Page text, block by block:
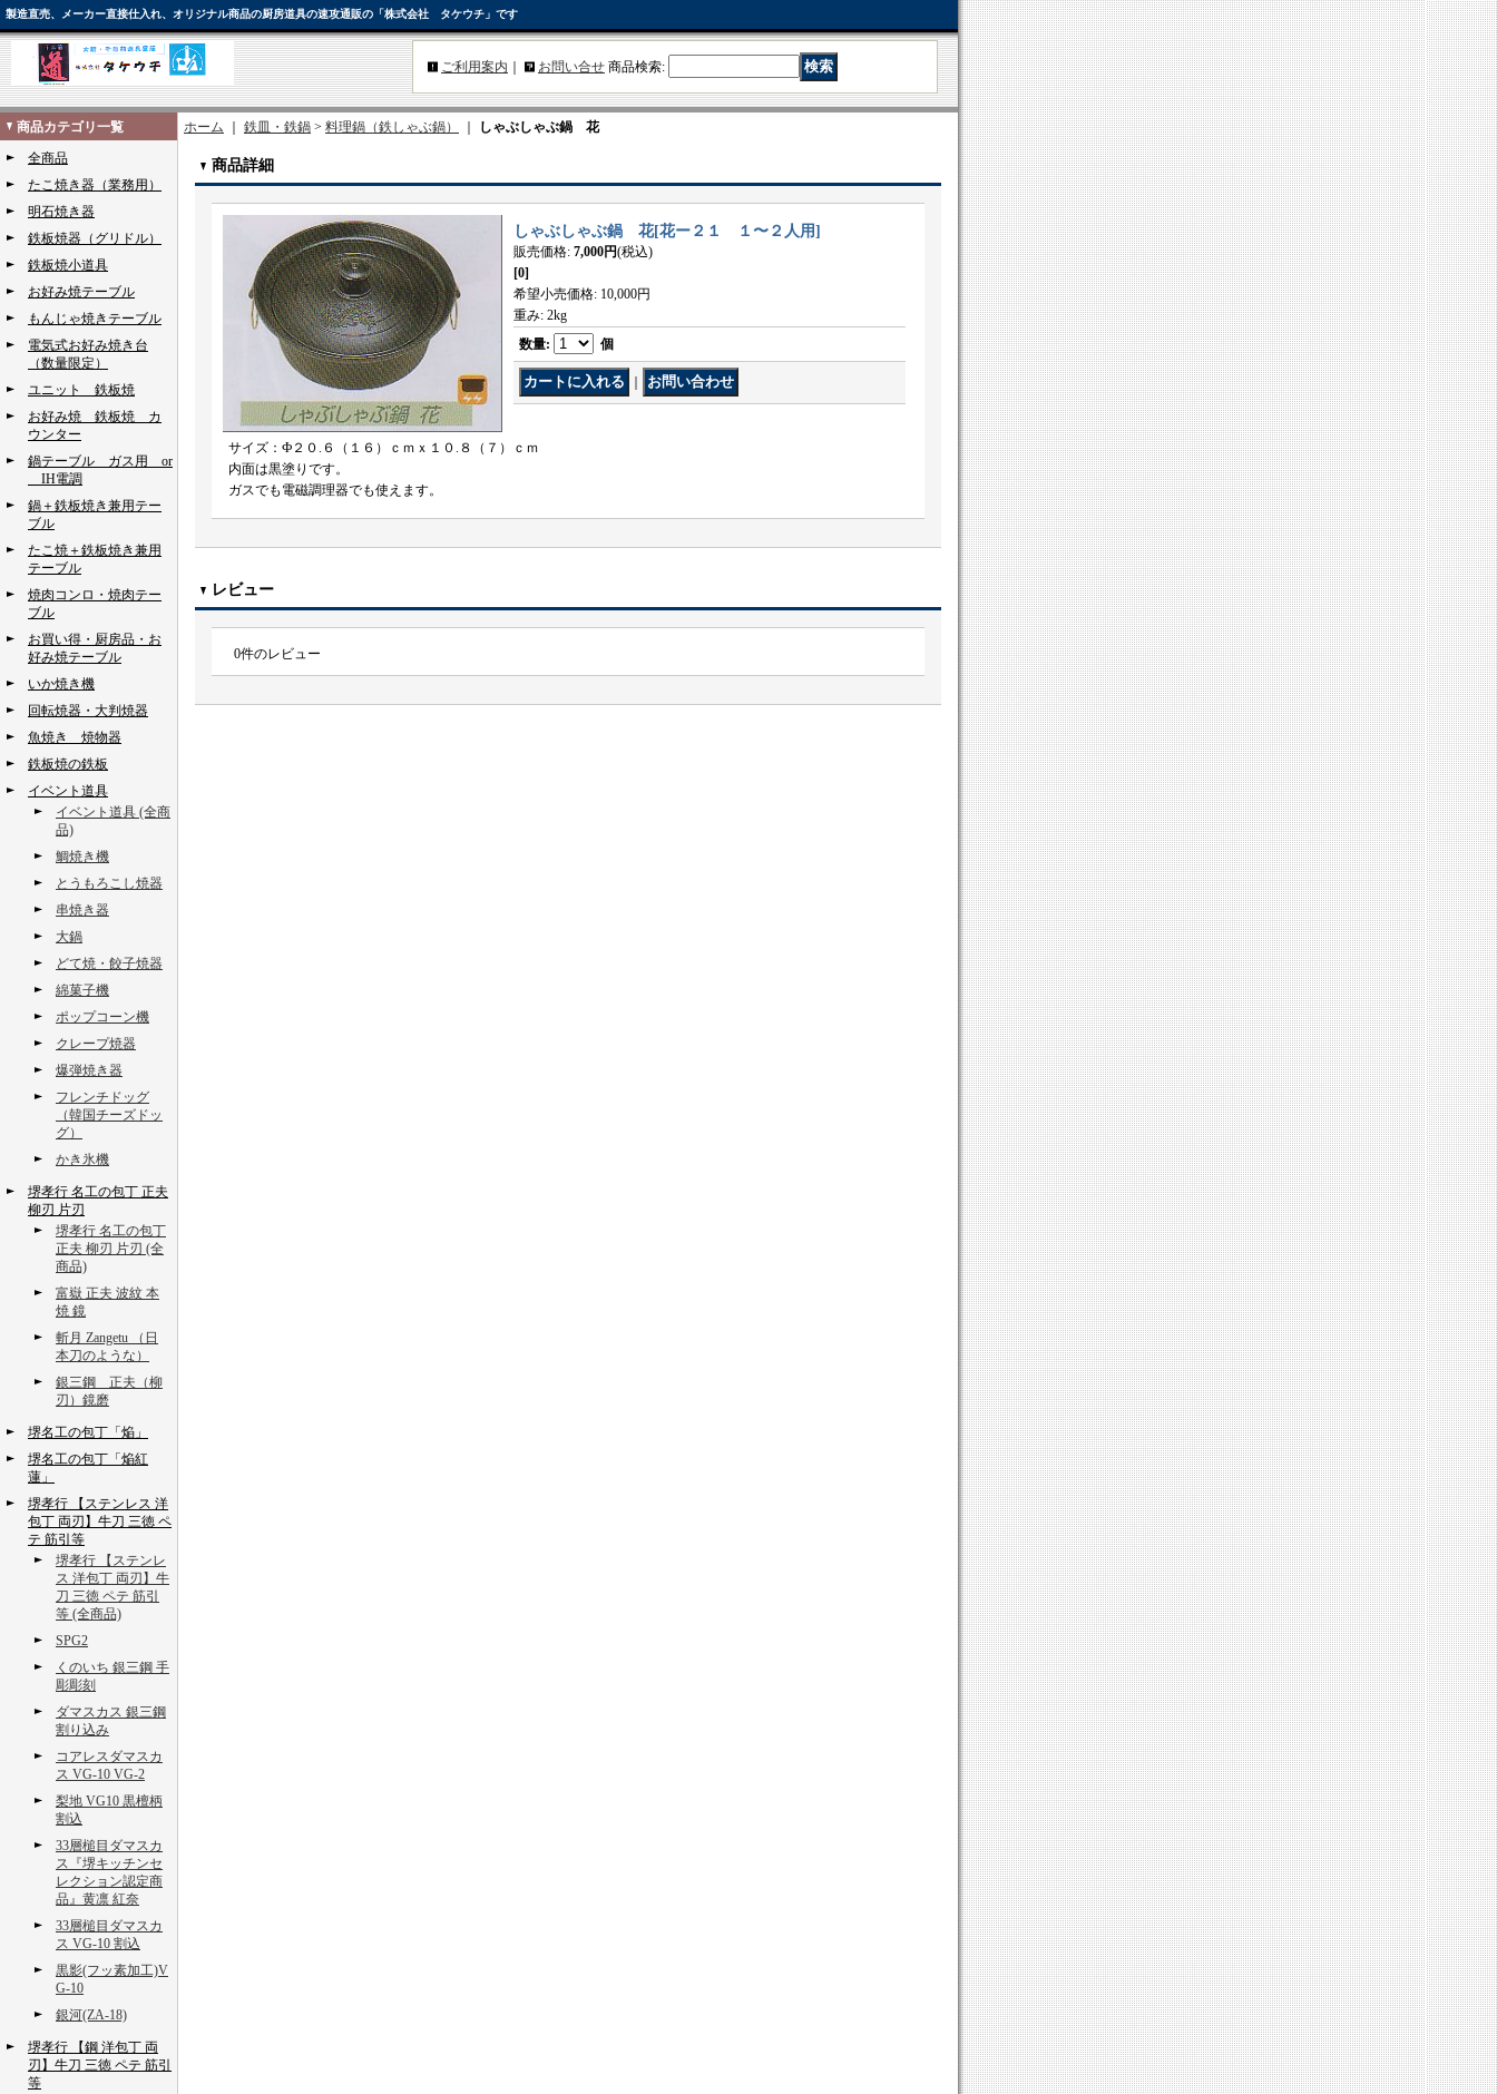
製造直売、メーカー直接仕入れ、オリジナル商品の厨房道具の速攻通販の「株式会社 タケウチ」です
ご利用案内 お問い合せ 商品検索:
商品カテゴリ一覧
全商品
たこ焼き器（業務用）
明石焼き器
鉄板焼器（グリドル）
鉄板焼小道具
お好み焼テーブル
もんじゃ焼きテーブル
電気式お好み焼き台
（数量限定）
ユニット 鉄板焼
お好み焼 鉄板焼 カ
ウンター
鍋テーブル ガス用 or
IH電調
鍋＋鉄板焼き兼用テー
ブル
たこ焼＋鉄板焼き兼用
テーブル
焼肉コンロ・焼肉テー
ブル
お買い得・厨房品・お
好み焼テーブル
いか焼き機
回転焼器・大判焼器
魚焼き 焼物器
鉄板焼の鉄板
イベント道具
イベント道具 (全商
品)
鯛焼き機
とうもろこし焼器
串焼き器
大鍋
どて焼・餃子焼器
綿菓子機
ポップコーン機
クレープ焼器
爆弾焼き器
フレンチドッグ
（韓国チーズドッ
グ）
かき氷機
堺孝行 名工の包丁 正夫
柳刃 片刃
堺孝行 名工の包丁
正夫 柳刃 片刃 (全
商品)
富嶽 正夫 波紋 本
焼 鏡
斬月 Zangetu （日
本刀のような）
銀三鋼 正夫（柳
刃）鏡磨
堺名工の包丁「焔」
堺名工の包丁「焔紅
蓮」
堺孝行 【ステンレス 洋
包丁 両刃】牛刀 三徳 ペ
テ 筋引等
堺孝行 【ステンレ
ス 洋包丁 両刃】牛
刀 三徳 ペテ 筋引
等 (全商品)
SPG2
くのいち 銀三鋼 手
彫彫刻
ダマスカス 銀三鋼
割り込み
コアレスダマスカ
ス VG-10 VG-2
梨地 VG10 黒檀柄
割込
33層槌目ダマスカ
ス『堺キッチンセ
レクション認定商
品』黄凛 紅奈
33層槌目ダマスカ
ス VG-10 割込
黒影(フッ素加工)V
G-10
銀河(ZA-18)
堺孝行 【鋼 洋包丁 両
刃】牛刀 三徳 ペテ 筋引
等
ホーム 鉄皿・鉄鍋 > 料理鍋（鉄しゃぶ鍋） しゃぶしゃぶ鍋 花
商品詳細
しゃぶしゃぶ鍋 花[花ー２１ １〜２人用]
販売価格: 7,000円(税込)
[0]
希望小売価格: 10,000円
重み: 2kg
数量: 個
サイズ：Ф２０.６（１６）ｃｍｘ１０.８（７）ｃｍ
内面は黒塗りです。
ガスでも電磁調理器でも使えます。
レビュー
0件のレビュー